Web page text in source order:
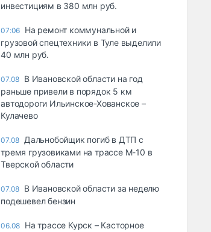
инвестициям в 380 млн руб.
07:06 На ремонт коммунальной и
грузовой спецтехники в Туле выделили
40 млн руб.
07.08 В Ивановской области на год
раньше привели в порядок 5 км
автодороги Ильинское-Хованское –
Кулачево
07.08 Дальнобойщик погиб в ДТП с
тремя грузовиками на трассе М-10 в
Тверской области
07.08 В Ивановской области за неделю
подешевел бензин
06.08 На трассе Курск – Касторное